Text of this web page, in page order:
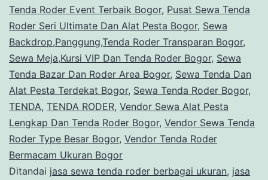
Tenda Roder Event Terbaik Bogor, Pusat Sewa Tenda
Roder Seri Ultimate Dan Alat Pesta Bogor, Sewa
Backdrop,Panggung,Tenda Roder Transparan Bogor,
Sewa Meja,Kursi VIP Dan Tenda Roder Bogor, Sewa
Tenda Bazar Dan Roder Area Bogor, Sewa Tenda Dan
Alat Pesta Terdekat Bogor, Sewa Tenda Roder Bogor,
TENDA, TENDA RODER, Vendor Sewa Alat Pesta
Lengkap Dan Tenda Roder Bogor, Vendor Sewa Tenda
Roder Type Besar Bogor, Vendor Tenda Roder
Bermacam Ukuran Bogor
Ditandai jasa sewa tenda roder berbagai ukuran, jasa